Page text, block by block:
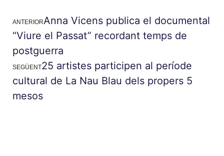
ANTERIORAnna Vicens publica el documental
“Viure el Passat” recordant temps de
postguerra
SEGÜENT25 artistes participen al període
cultural de La Nau Blau dels propers 5
mesos